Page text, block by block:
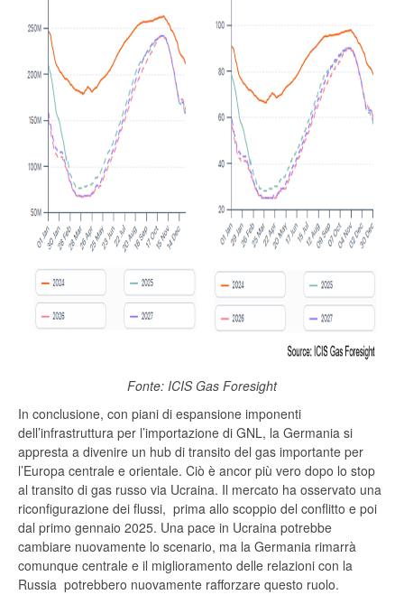
Fonte: ICIS Gas Foresight
In conclusione, con piani di espansione imponenti
dell’infrastruttura per l’importazione di GNL, la Germania si
appresta a divenire un hub di transito del gas importante per
l’Europa centrale e orientale. Ciò è ancor più vero dopo lo stop
al transito di gas russo via Ucraina. Il mercato ha osservato una
riconfigurazione dei flussi, prima allo scoppio del conflitto e poi
dal primo gennaio 2025. Una pace in Ucraina potrebbe
cambiare nuovamente lo scenario, ma la Germania rimarrà
comunque centrale e il miglioramento delle relazioni con la
Russia potrebbero nuovamente rafforzare questo ruolo.